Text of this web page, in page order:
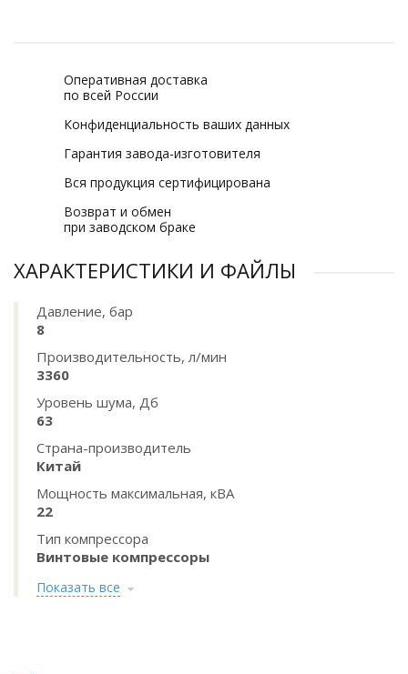
Оперативная доставка
по всей России
Конфиденциальность ваших данных
Гарантия завода-изготовителя
Вся продукция сертифицирована
Возврат и обмен
при заводском браке
ХАРАКТЕРИСТИКИ И ФАЙЛЫ
Давление, бар
8
Производительность, л/мин
3360
Уровень шума, Дб
63
Страна-производитель
Китай
Мощность максимальная, кВА
22
Тип компрессора
Винтовые компрессоры
Показать все